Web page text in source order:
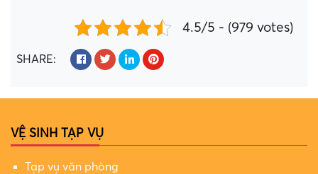
4.5/5 - (979 votes)
SHARE:
VỆ SINH TẠP VỤ
Tạp vụ văn phòng